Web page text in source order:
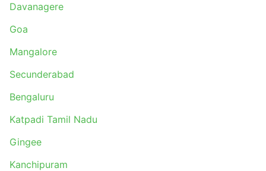
Davanagere
Goa
Mangalore
Secunderabad
Bengaluru
Katpadi Tamil Nadu
Gingee
Kanchipuram